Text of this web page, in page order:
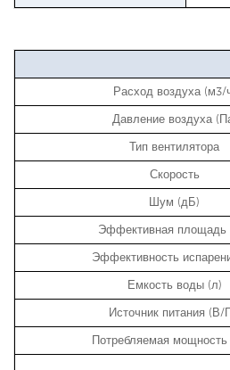
Расход воздуха (м3/
Давление воздуха
Тип вентилятора
Скорость
Шум (дБ)
Эффективная площадь
Эффективность
Емкость воды (л)
Источник питания (В/
Потребляемая мощность